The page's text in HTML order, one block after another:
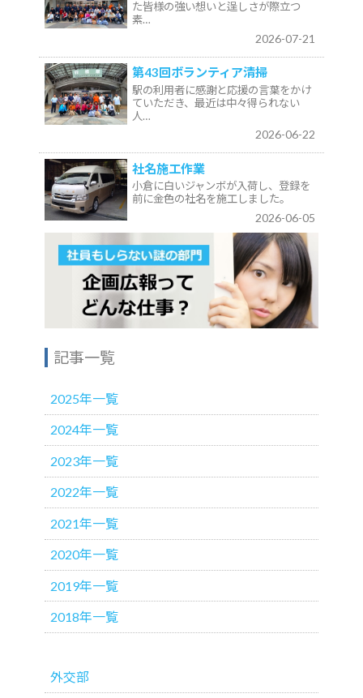
た皆様の強い想いと逞しさが際立つ
素…
2026-07-21
第43回ボランティア清掃
駅の利用者に感謝と応援の言葉をかけ
ていただき、最近は中々得られない
人…
2026-06-22
社名施工作業
小倉に白いジャンボが入荷し、登録を
前に金色の社名を施工しました。
2026-06-05
記事一覧
2025年一覧
2024年一覧
2023年一覧
2022年一覧
2021年一覧
2020年一覧
2019年一覧
2018年一覧
外交部